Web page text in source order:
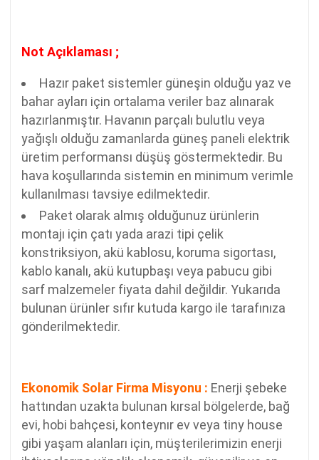
Not Açıklaması ;
Hazır paket sistemler güneşin olduğu yaz ve
bahar ayları için ortalama veriler baz alınarak
hazırlanmıştır. Havanın parçalı bulutlu veya
yağışlı olduğu zamanlarda güneş paneli elektrik
üretim performansı düşüş göstermektedir. Bu
hava koşullarında sistemin en minimum verimle
kullanılması tavsiye edilmektedir.
Paket olarak almış olduğunuz ürünlerin
montajı için çatı yada arazi tipi çelik
konstriksiyon, akü kablosu, koruma sigortası,
kablo kanalı, akü kutupbaşı veya pabucu gibi
sarf malzemeler fiyata dahil değildir. Yukarıda
bulunan ürünler sıfır kutuda kargo ile tarafınıza
gönderilmektedir.
Ekonomik Solar Firma Misyonu : Enerji şebeke
hattından uzakta bulunan kırsal bölgelerde, bağ
evi, hobi bahçesi, konteynır ev veya tiny house
gibi yaşam alanları için, müşterilerimizin enerji